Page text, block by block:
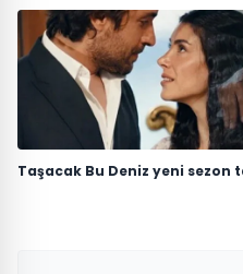
Taşacak Bu Deniz yeni sezon